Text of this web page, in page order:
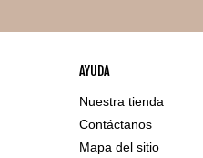
AYUDA
Nuestra tienda
Contáctanos
Mapa del sitio